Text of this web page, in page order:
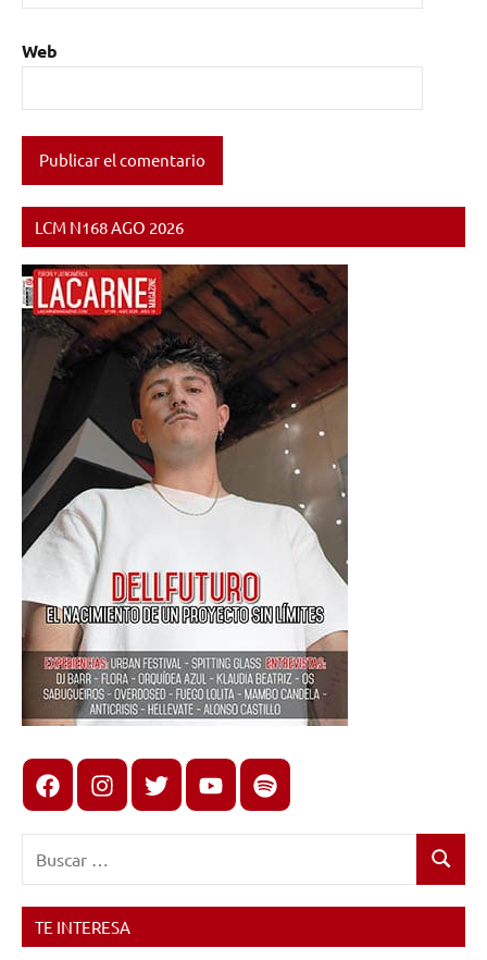
Web
LCM N168 AGO 2026
FacebookInstagram
X youtubespotify
Buscar
TE INTERESA